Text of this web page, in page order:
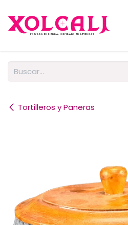
Tortilleros y Paneras